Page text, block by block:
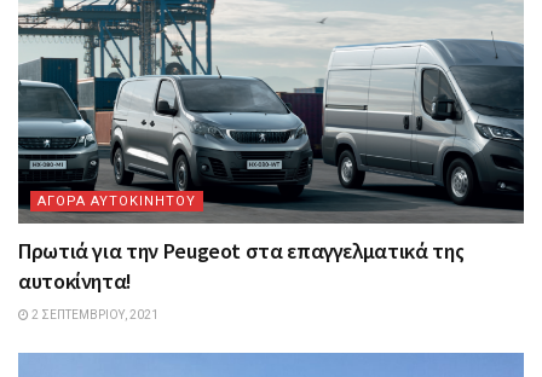
ΑΓΟΡΑ ΑΥΤΟΚΙΝΗΤΟΥ
Πρωτιά για την Peugeot στα επαγγελματικά της
αυτοκίνητα!
2 ΣΕΠΤΕΜΒΡΊΟΥ, 2021